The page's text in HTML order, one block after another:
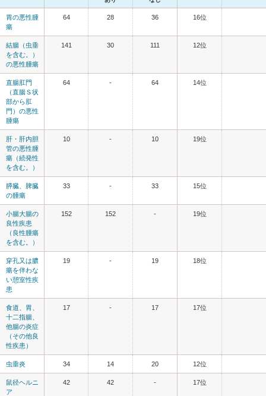
胃の悪性腫
瘍
64 28 36 16位
結腸（虫垂
を含む。）
の悪性腫瘍
141 30 111 12位
直腸肛門
（直腸Ｓ状
部から肛
門）の悪性
腫瘍
64 - 64 14位
肝・肝内胆
管の悪性腫
瘍（続発性
を含む。）
10 - 10 19位
膵臓、脾臓
の腫瘍
33 - 33 15位
小腸大腸の
良性疾患
（良性腫瘍
を含む。）
152 152 - 19位
穿孔又は膿
瘍を伴わな
い憩室性疾
患
19 - 19 18位
食道、胃、
十二指腸、
他腸の炎症
（その他良
性疾患）
17 - 17 17位
虫垂炎 34 14 20 12位
鼠径ヘルニ
ア
42 42 - 17位